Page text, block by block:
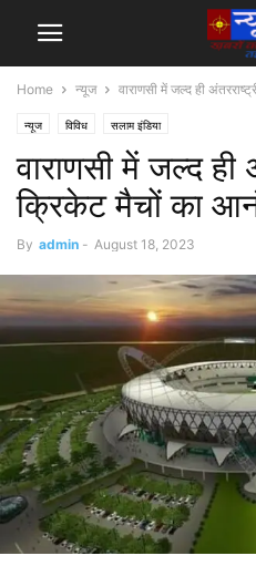
Home न्यूज वाराणसी में जल्द ही
न्यूज विविध सलाम इंडिया
वाराणसी में जल्द ही
क्रिकेट मैचों का
By admin - August 18, 2023